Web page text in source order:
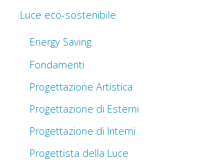
Luce eco-sostenibile
Energy Saving
Fondamenti
Progettazione Artistica
Progettazione di Esterni
Progettazione di Interni
Progettista della Luce